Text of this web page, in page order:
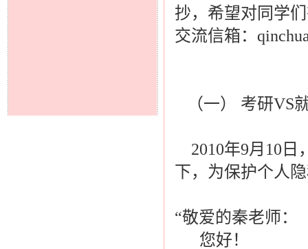
抄，希望对同学
交流信箱：
（一） 考研VS
2010年9月10日
下，为保护个人
“敬爱的秦老师：
您好！